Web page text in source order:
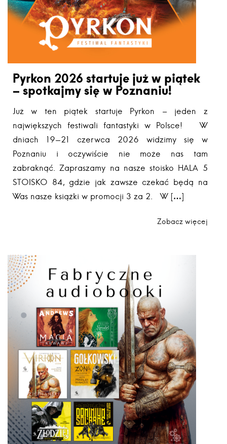
Pyrkon 2026 startuje już w piątek
– spotkajmy się w Poznaniu!
Już w ten piątek startuje Pyrkon – jeden z
największych festiwali fantastyki w Polsce! W
dniach 19-21 czerwca 2026 widzimy się w
Poznaniu i oczywiście nie może nas tam
zabraknąć. Zapraszamy na nasze stoisko HALA 5
STOISKO 84, gdzie jak zawsze czekać będą na
Was nasze książki w promocji 3 za 2. W […]
Zobacz więcej